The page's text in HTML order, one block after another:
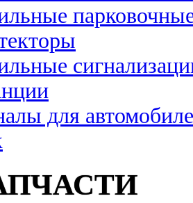
для